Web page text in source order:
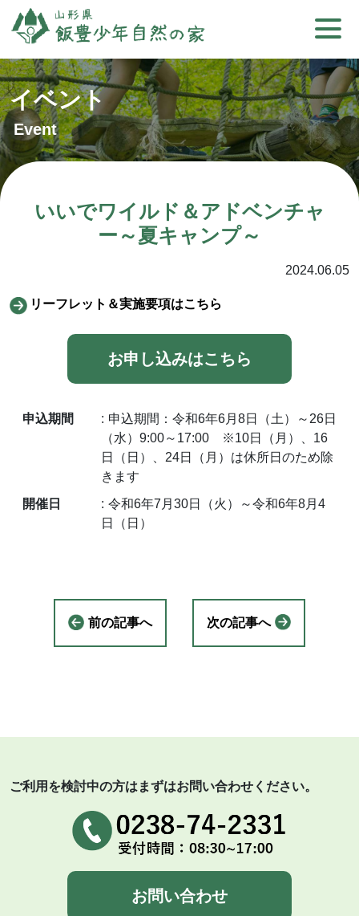
イベント
Event
いいでワイルド＆アドベンチャ
ー～夏キャンプ～
2024.06.05
リーフレット＆実施要項はこちら
お申し込みはこちら
申込期間
申込期間：令和6年6月8日（土）～26日
（水）9:00～17:00 ※10日（月）、16
日（日）、24日（月）は休所日のため除
きます
開催日
令和6年7月30日（火）～令和6年8月4
日（日）
前の記事へ 次の記事へ
ご利用を検討中の方はまずはお問い合わせください。
お問い合わせ